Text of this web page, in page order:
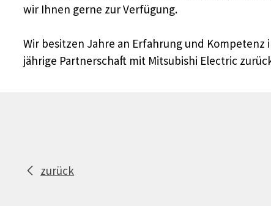
wir Ihnen gerne zur Verfügung.
Wir besitzen Jahre an Erfahrung und
jährige Partnerschaft mit Mitsubishi Electric
zurück